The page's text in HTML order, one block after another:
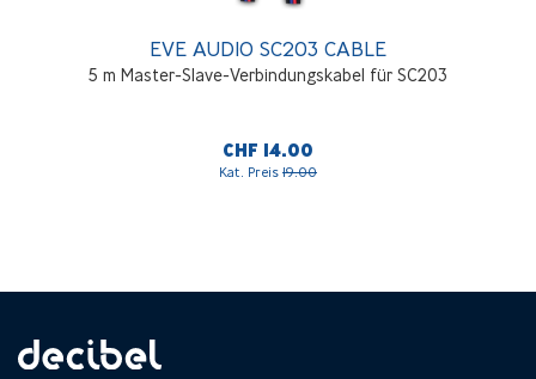
EVE AUDIO SC203 CABLE
5 m Master-Slave-Verbindungskabel für SC203
CHF 14.00
Kat. Preis 19.00